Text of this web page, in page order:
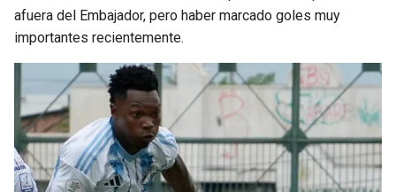
JAGUARS
TITANS
COWBOYS
GIANTS
WIZARDS
WARRIORS
CLIPPERS
LAKERS
afuera del Embajador, pero haber marcado goles muy
importantes recientemente.